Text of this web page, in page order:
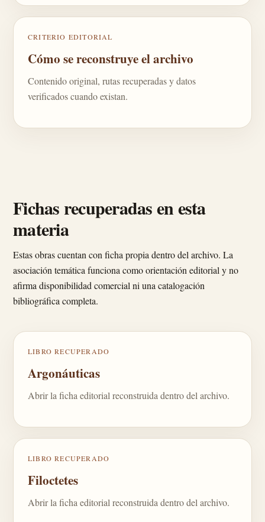
CRITERIO EDITORIAL
Cómo se reconstruye el archivo
Contenido original, rutas recuperadas y datos
verificados cuando existan.
Fichas recuperadas en esta
materia
Estas obras cuentan con ficha propia dentro del archivo. La
asociación temática funciona como orientación editorial y no
afirma disponibilidad comercial ni una catalogación
bibliográfica completa.
LIBRO RECUPERADO
Argonáuticas
Abrir la ficha editorial reconstruida dentro del archivo.
LIBRO RECUPERADO
Filoctetes
Abrir la ficha editorial reconstruida dentro del archivo.